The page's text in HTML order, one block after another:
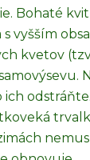
Bohaté
vyšším
kvetov
odstráňte.